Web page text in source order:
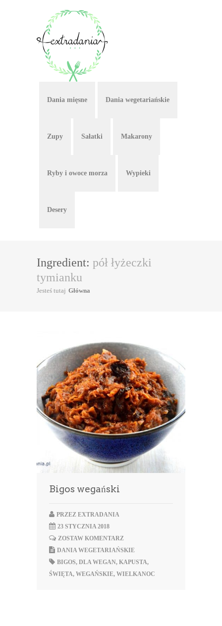
Dania mięsne Dania wegetariańskie
Zupy Sałatki Makarony
Ryby i owoce morza Wypieki
Desery
Ingredient: pół łyżeczki
tymianku
Jesteś tutaj Główna
Bigos wegański
PRZEZ EXTRADANIA
23 STYCZNIA 2018
ZOSTAW KOMENTARZ
DANIA WEGETARIAŃSKIE
BIGOS, DLA WEGAN, KAPUSTA,
ŚWIĘTA, WEGAŃSKIE, WIELKANOC